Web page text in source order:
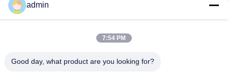
Βίντεο
Έλεγχος Ποιότητας
admin
7:54 PM
Good day, what product are you looking for?